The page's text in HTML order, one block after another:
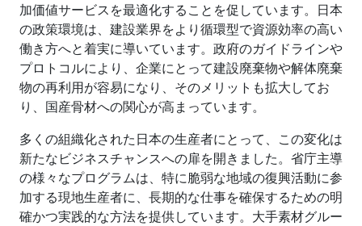
加価値サービスを最適化することを促しています。日本
の政策環境は、建設業界をより循環型で資源効率の高い
働き方へと着実に導いています。政府のガイドラインや
プロトコルにより、企業にとって建設廃棄物や解体廃棄
物の再利用が容易になり、そのメリットも拡大してお
り、国産骨材への関心が高まっています。
多くの組織化された日本の生産者にとって、この変化は
新たなビジネスチャンスへの扉を開きました。省庁主導
の様々なプログラムは、特に脆弱な地域の復興活動に参
加する現地生産者に、長期的な仕事を確保するための明
確かつ実践的な方法を提供しています。大手素材グルー